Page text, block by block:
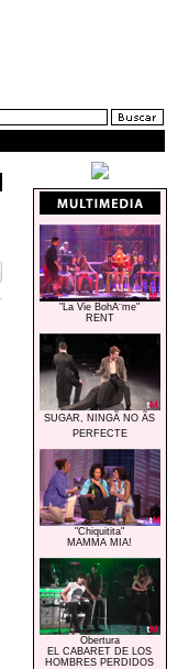
"La Vie BohÃ¨me"
RENT
SUGAR, NINGÃ NO ÃS
PERFECTE
"Chiquitita"
MAMMA MIA!
Obertura
EL CABARET DE LOS
HOMBRES PERDIDOS